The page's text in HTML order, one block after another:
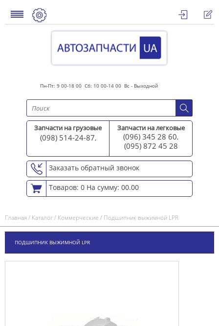
Пн-Пт: 9 00-18 00 Сб: 10 00-14 00 Вс - Выходной
Запчасти на грузовые
(098) 514-24-87,
Запчасти на легковые
(096) 345 28 60,
(095) 872 45 28
Заказать обратный звонок
Товаров: 0 На сумму: 00.00
Главная/ Каталог/ Коммерческие / Подшипник выжимной LPR
ПОДШИПНИК ВЫЖИМНОЙ LPR